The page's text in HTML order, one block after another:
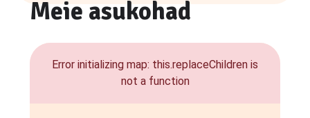
Meie asukohad
Error initializing map: this.replaceChildren is
not a function